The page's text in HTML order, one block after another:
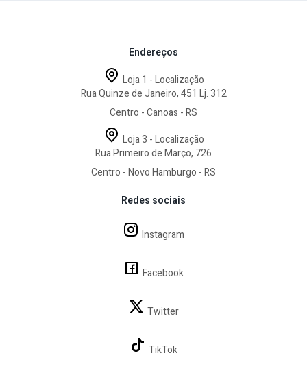
Redes sociais
Instagram
Facebook
Twitter
TikTok
Endereços
Loja 1 - Localização
Rua Quinze de Janeiro, 451 Lj. 312
Centro - Canoas - RS
Loja 3 - Localização
Rua Primeiro de Março, 726
Centro - Novo Hamburgo - RS